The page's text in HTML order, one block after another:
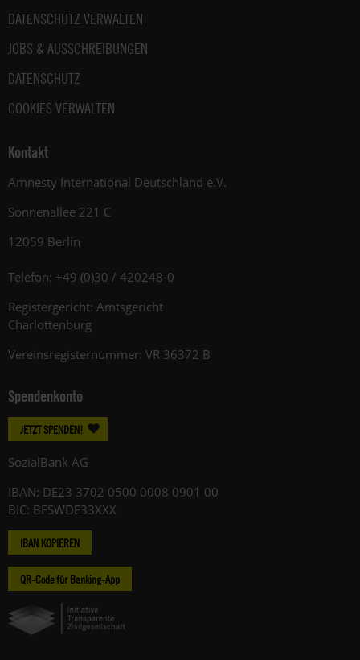
DATENSCHUTZ VERWALTEN
JOBS & AUSSCHREIBUNGEN
DATENSCHUTZ
COOKIES VERWALTEN
Kontakt
Amnesty International Deutschland e.V.
Sonnenallee 221 C
12059 Berlin
Telefon: +49 (0)30 / 420248-0
Registergericht: Amtsgericht
Charlottenburg
Vereinsregisternummer: VR 36372 B
Spendenkonto
JETZT SPENDEN!
SozialBank AG
IBAN: DE23 3702 0500 0008 0901 00
BIC: BFSWDE33XXX
IBAN KOPIEREN
QR-Code für Banking-App